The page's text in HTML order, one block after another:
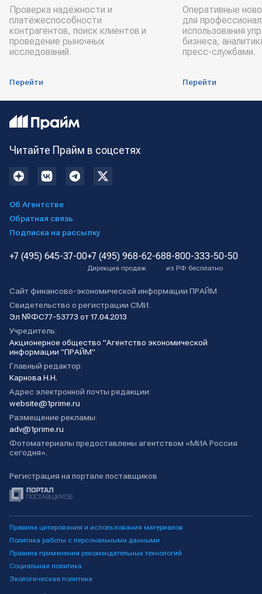
Проверка надёжности и
платёжеспособности
контрагентов, поиск клиентов и
проведение рыночных
исследований.
Перейти
Оперативные
для
использования
бизнеса,
пресс-службами.
Перейти
Читайте Прайм в соцсетях
Об Агентстве
Обратная связь
Подписка на рассылку
+7 (495) 645-37-00+7 (495) 968-62-68
Дирекция продаж
8-800-333-50-50
из РФ бесплатно
Сайт финансово-экономической информации ПРАЙМ
Свидетельство о регистрации СМИ:
Эл №ФС77-53773 от 17.04.2013
Учредитель:
Акционерное общество "Агентство экономической
информации "ПРАЙМ"
Главный редактор:
Карнова Н.Н.
Адрес электронной почты редакции:
website@1prime.ru
Размещение рекламы:
adv@1prime.ru
Фотоматериалы предоставлены агентством «МИА Россия
сегодня».
Регистрация на портале поставщиков
Правила цитирования и использования материалов
Политика работы с персональными данными
Правила применения рекомендательных технологий
Социальная политика
Экологическая политика